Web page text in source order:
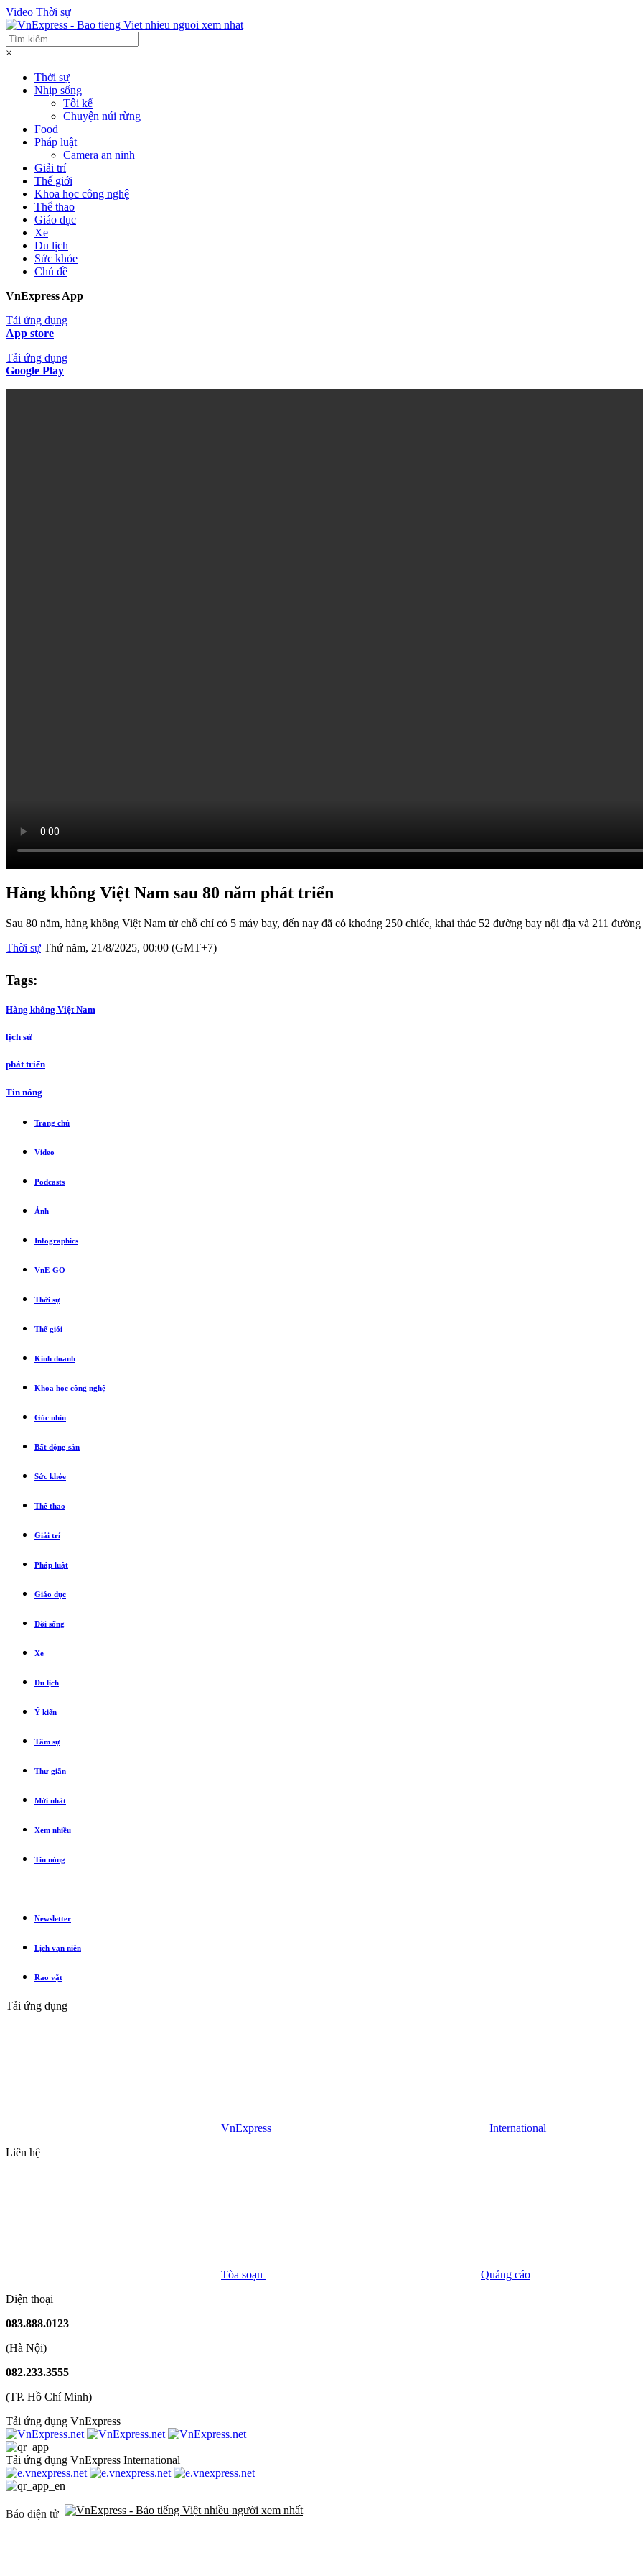
Video Thời sự
×
Thời sự
Nhịp sống
Tôi kể
Chuyện núi rừng
Food
Pháp luật
Camera an ninh
Giải trí
Thế giới
Khoa học công nghệ
Thể thao
Giáo dục
Xe
Du lịch
Sức khỏe
Chủ đề
VnExpress App
Tải ứng dụng
App store
Tải ứng dụng
Google Play
Hàng không Việt Nam sau 80 năm phát triển
Sau 80 năm, hàng không Việt Nam từ chỗ chỉ có 5 máy bay, đến nay đã có khoảng 250 chiếc, khai thác 52 đường bay nội địa và 211 đường
Thời sự Thứ năm, 21/8/2025, 00:00 (GMT+7)
Tags:
Hàng không Việt Nam
lịch sử
phát triển
Tin nóng
Trang chủ
Video
Podcasts
Ảnh
Infographics
VnE-GO
Thời sự
Thế giới
Kinh doanh
Khoa học công nghệ
Góc nhìn
Bất động sản
Sức khỏe
Thể thao
Giải trí
Pháp luật
Giáo dục
Đời sống
Xe
Du lịch
Ý kiến
Tâm sự
Thư giãn
Mới nhất
Xem nhiều
Tin nóng
Newsletter
Lịch vạn niên
Rao vặt
Tải ứng dụng
VnExpress
International
Liên hệ
Tòa soạn
Quảng cáo
Điện thoại
083.888.0123
(Hà Nội)
082.233.3555
(TP. Hồ Chí Minh)
Tải ứng dụng VnExpress
Tải ứng dụng VnExpress International
Báo điện tử